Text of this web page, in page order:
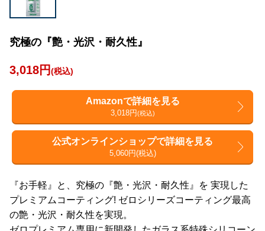
究極の『艶・光沢・耐久性』
3,018円(税込)
Amazonで詳細を見る
3,018円(税込)
公式オンラインショップで詳細を見る
5,060円(税込)
『お手軽』と、究極の『艶・光沢・耐久性』を 実現した
プレミアムコーティング! ゼロシリーズコーティング最高
の艶・光沢・耐久性を実現。